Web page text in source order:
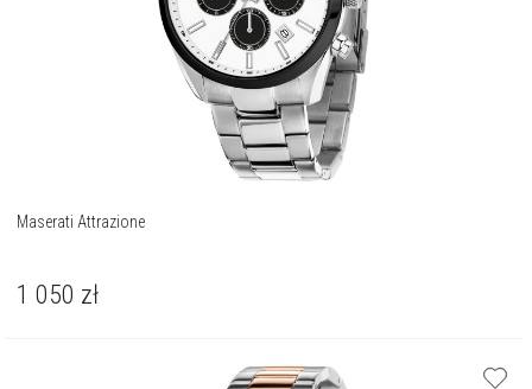
Maserati Attrazione
1 050 zł